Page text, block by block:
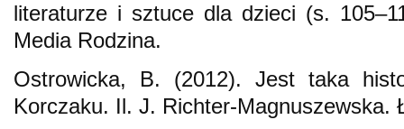
literaturze i sztuce dla dzieci (s.
Media Rodzina.
Ostrowicka, B. (2012). Jest taka
Korczaku. Il. J. Richter-Magnuszewska.